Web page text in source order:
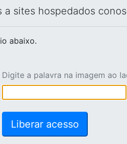
sites hospedados
abaixo.
Digite a palavra na imagem ao